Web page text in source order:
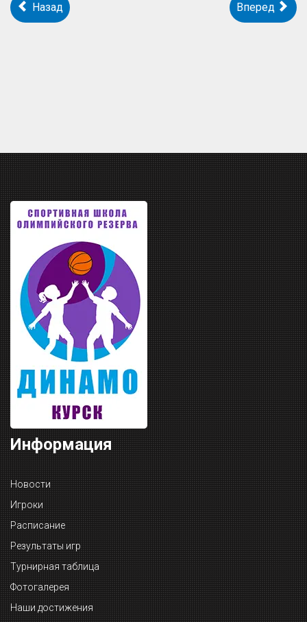
Назад Вперед
Информация
Новости
Игроки
Расписание
Результаты игр
Турнирная таблица
Фотогалерея
Наши достижения